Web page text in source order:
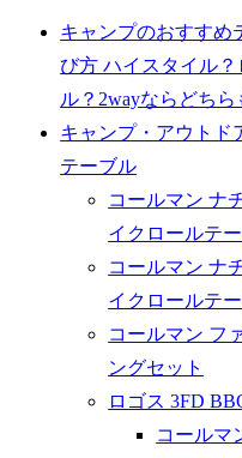
キャンプのおすすめ
び方 ハイスタイル？
ル？2wayならどちら
キャンプ・アウトド
テーブル
コールマン ナ
イクロールテ
コールマン ナ
イクロールテ
コールマン フ
ングセット
ロゴス 3FD
コールマ